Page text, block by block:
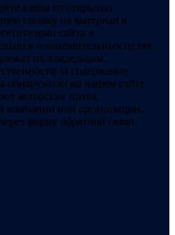
взяты из открытых
ссылку на материал в
сайта и
в ознакомительных целях.
их владельцам.
за содержание
обнаружили на нашем сайте
авторские права,
или организации,
форму обратной связи.